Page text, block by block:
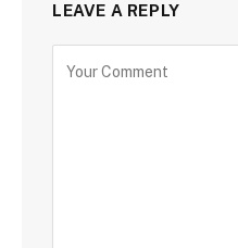
LEAVE A REPLY